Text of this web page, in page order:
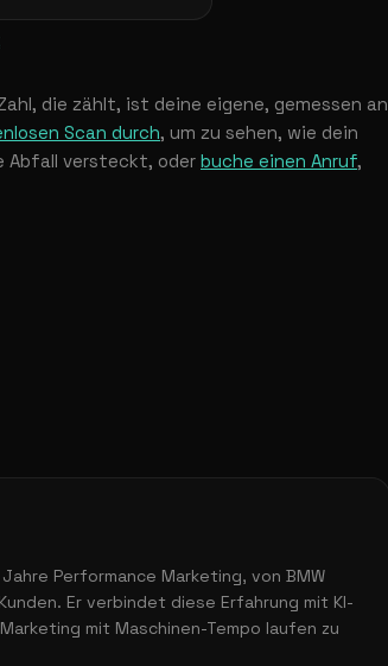
die zählt, ist deine eigene, gemessen an
Scan durch, um zu sehen, wie dein
Abfall versteckt, oder buche einen Anruf,
Performance Marketing, von BMW
Er verbindet diese Erfahrung mit KI-
mit Maschinen-Tempo laufen zu